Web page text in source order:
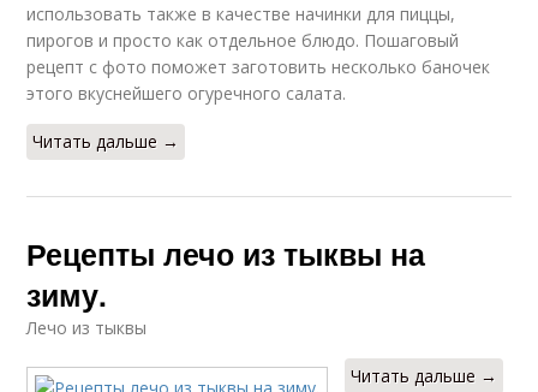
использовать также в качестве начинки для пиццы,
пирогов и просто как отдельное блюдо. Пошаговый
рецепт с фото поможет заготовить несколько баночек
этого вкуснейшего огуречного салата.
Читать дальше →
Рецепты лечо из тыквы на
зиму.
Лечо из тыквы
Читать дальше →